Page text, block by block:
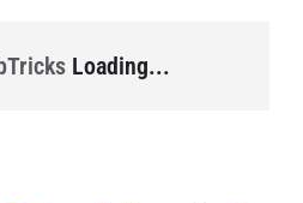
Loading...